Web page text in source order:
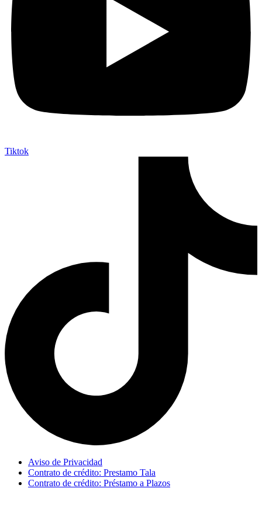
Tiktok
Aviso de Privacidad
Contrato de crédito: Prestamo Tala
Contrato de crédito: Préstamo a Plazos